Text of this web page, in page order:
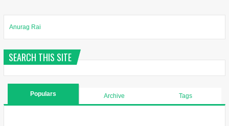
Anurag Rai
SEARCH THIS SITE
Populars Archive Tags